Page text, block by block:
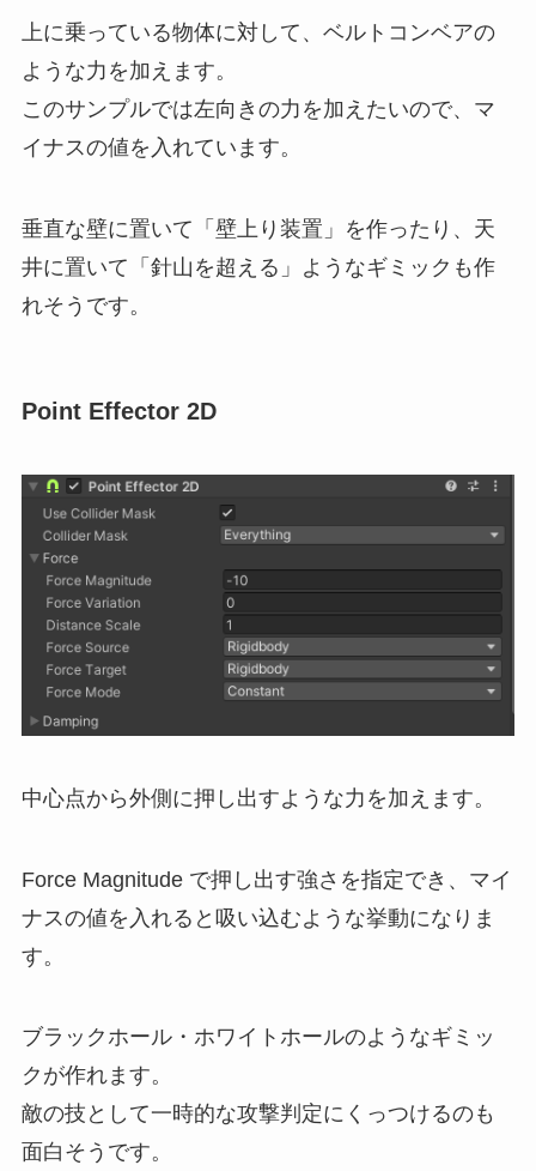
上に乗っている物体に対して、ベルトコンベアの
ような力を加えます。
このサンプルでは左向きの力を加えたいので、マ
イナスの値を入れています。
垂直な壁に置いて「壁上り装置」を作ったり、天
井に置いて「針山を超える」ようなギミックも作
れそうです。
Point Effector 2D
中心点から外側に押し出すような力を加えます。
Force Magnitude で押し出す強さを指定でき、マイ
ナスの値を入れると吸い込むような挙動になりま
す。
ブラックホール・ホワイトホールのようなギミッ
クが作れます。
敵の技として一時的な攻撃判定にくっつけるのも
面白そうです。